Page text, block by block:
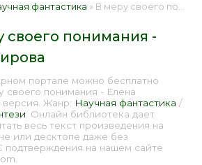
фантастика » В меру своего понимания - Елена Тихомирова 📕 - Книга онлайн бесплатно
своего понимания -
портале можно бесплатно
своего понимания - Елена
версия. Жанр: Научная фантастика /
. Онлайн библиотека дает
весь текст произведения на
или десктопе даже без
на нашем сайте